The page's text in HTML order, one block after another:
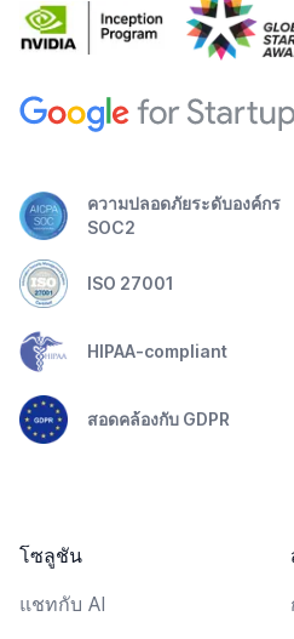
ความปลอดภัยระดับองค์กร
SOC2
ISO 27001
HIPAA-compliant
สอดคล้องกับ GDPR
โซลูชัน
แชทกับ AI